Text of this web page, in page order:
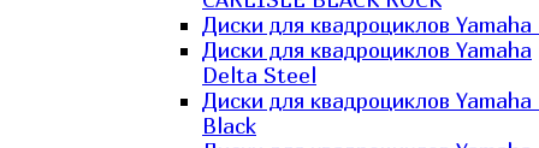
Диски для квадроциклов Yamaha
Диски для квадроциклов Yamaha
Delta Steel
Диски для квадроциклов
Black